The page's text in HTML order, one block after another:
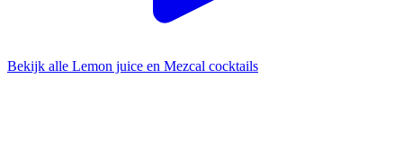
Bekijk alle Lemon juice en Mezcal cocktails